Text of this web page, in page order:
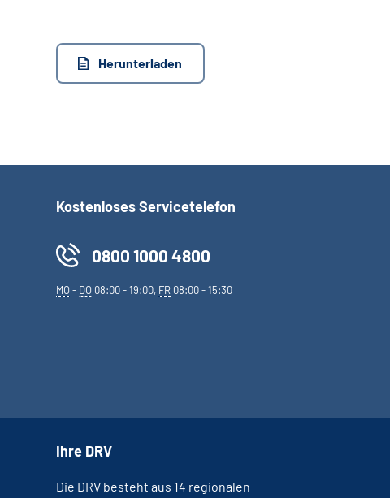
Herunterladen
Kostenloses Servicetelefon
0800 1000 4800
MO- DO 08:00 - 19:00, FR 08:00 - 15:30
Ihre DRV
Die DRV besteht aus 14 regionalen